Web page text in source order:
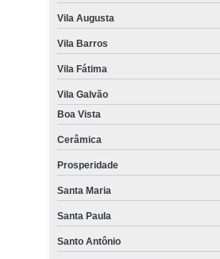
Vila Augusta
Vila Barros
Vila Fátima
Vila Galvão
Boa Vista
Cerâmica
Prosperidade
Santa Maria
Santa Paula
Santo Antônio